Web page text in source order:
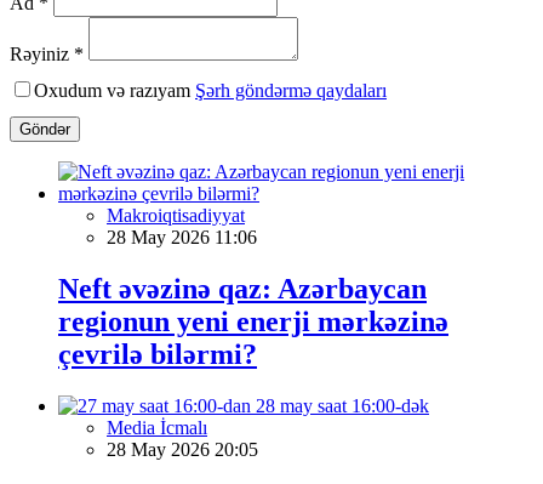
Rəyiniz *
Oxudum və razıyam Şərh göndərmə qaydaları
Göndər
Makroiqtisadiyyat
28 May 2026 11:06
Neft əvəzinə qaz: Azərbaycan
regionun yeni enerji mərkəzinə
çevrilə bilərmi?
Media İcmalı
28 May 2026 20:05